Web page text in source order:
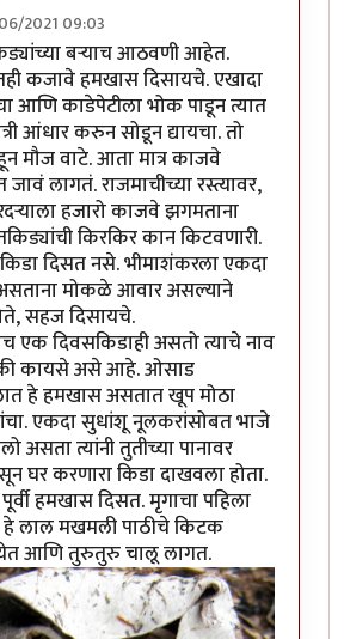
2021 09:03
बर्‍याच आठवणी आहेत.
कजावे हमखास दिसायचे. एखादा
आणि काडेपेटीला भोक पाडून त्यात
आंधार करुन सोडून द्यायचा. तो
मौज वाटे. आता मात्र काजवे
लागतं. राजमाचीच्या रस्त्यावर,
हजारो काजवे झगमताना
किरकिर कान किटवणारी.
दिसत नसे. भीमाशंकरला एकदा
मोकळे आवार असल्याने
सहज दिसायचे.
एक दिवसकिडाही असतो त्याचे नाव
कायसे असे आहे. ओसाड
हे हमखास असतात खूप मोठा
एकदा सुधांशू नूलकरांसोबत भाजे
असता त्यांनी तुतीच्या पानावर
घर करणारा किडा दाखवला होता.
हमखास दिसत. मृगाचा पहिला
लाल मखमली पाठीचे किटक
येत आणि तुरुतुरु चालू लागत.